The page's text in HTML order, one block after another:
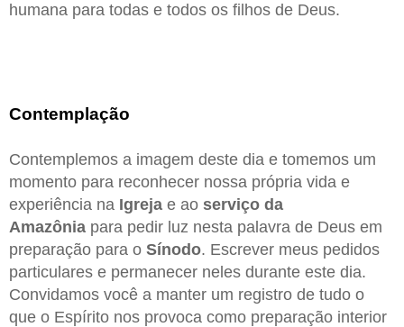
humana para todas e todos os filhos de Deus.
Contemplação
Contemplemos a imagem deste dia e tomemos um
momento para reconhecer nossa própria vida e
experiência na Igreja e ao serviço da
Amazônia para pedir luz nesta palavra de Deus em
preparação para o Sínodo. Escrever meus pedidos
particulares e permanecer neles durante este dia.
Convidamos você a manter um registro de tudo o
que o Espírito nos provoca como preparação interior